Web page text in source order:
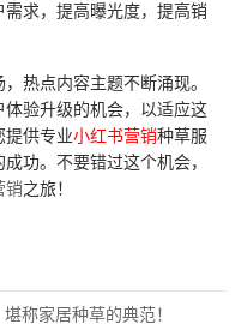
求，提高曝光度，提高销
热点内容主题不断涌现。
验升级的机会，以适应这
提供专业小红书营销种草服
功。不要错过这个机会，
销之旅！
称家居种草的典范！